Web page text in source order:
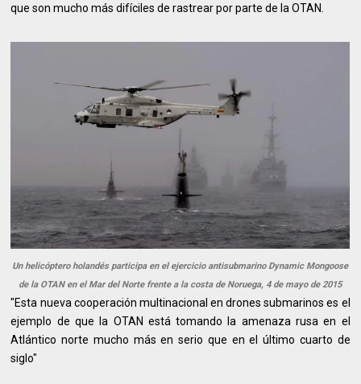
que son mucho más difíciles de rastrear por parte de la OTAN.
Un helicóptero holandés participa en el ejercicio antisubmarino Dynamic Mongoose
de la OTAN en el Mar del Norte frente a la costa de Noruega, 4 de mayo de 2015
"Esta nueva cooperación multinacional en drones submarinos es el
ejemplo de que la OTAN está tomando la amenaza rusa en el
Atlántico norte mucho más en serio que en el último cuarto de
siglo"